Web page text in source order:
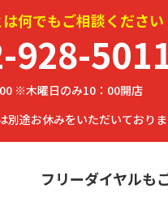
何でもご相談ください
928-
※木曜日のみ10：00開店
途お休みをいただいておりま
フリーダイヤルも